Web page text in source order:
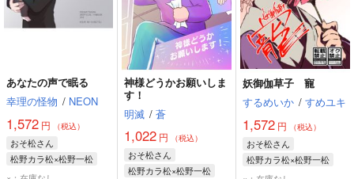
あなたの声で眠る
幸理の怪物 / NEON
1,572 円 （税込）
おそ松さん
松野カラ松×松野一松
松野カラ松
神様どうかお願いしま
す！
明滅 / 蒼
1,022 円 （税込）
おそ松さん
松野カラ松×松野一松
妖御伽草子 寵
するめいか / すめユキ
1,572円 （税込）
おそ松さん
松野カラ松×松野一松
松野カラ松